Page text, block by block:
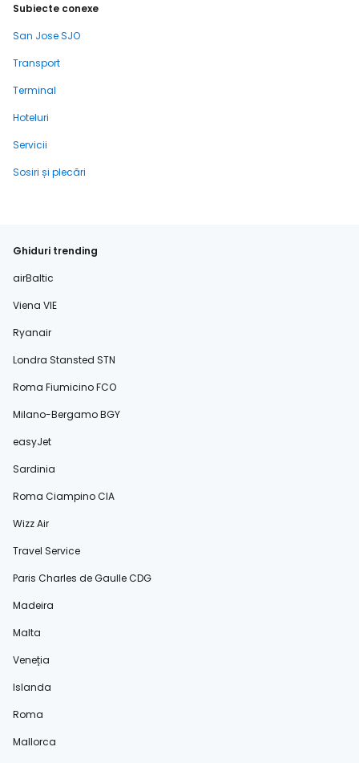
Subiecte conexe
San Jose SJO
Transport
Terminal
Hoteluri
Servicii
Sosiri și plecări
Ghiduri trending
airBaltic
Viena VIE
Ryanair
Londra Stansted STN
Roma Fiumicino FCO
Milano-Bergamo BGY
easyJet
Sardinia
Roma Ciampino CIA
Wizz Air
Travel Service
Paris Charles de Gaulle CDG
Madeira
Malta
Veneția
Islanda
Roma
Mallorca